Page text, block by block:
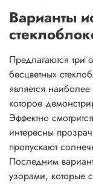
Варианты
Предлагаются три
бесцветных
является
которое
Эффектно
интересны
пропускают
Последним
узорами, которые